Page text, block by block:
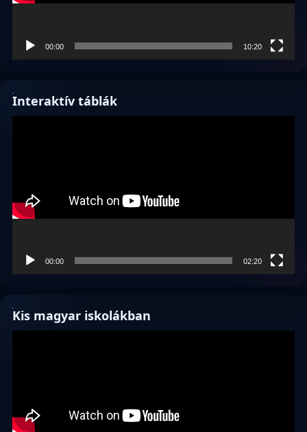
00:00 10:20
Interaktív táblák
00:00 02:20
Kis magyar iskolákban